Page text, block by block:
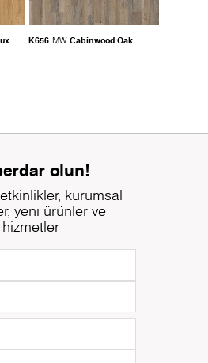
K656 MW Cabinwood Oak
olun!
kurumsal
yeni ürünler ve
hizmetler